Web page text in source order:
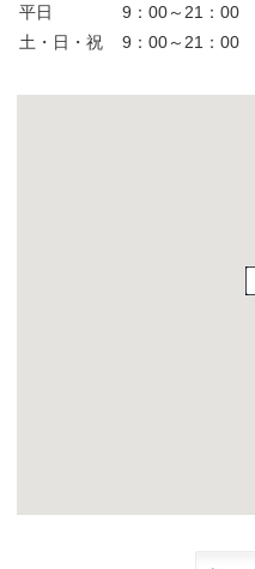
平日
9：00～21：00
土・日・祝
9：00～21：00